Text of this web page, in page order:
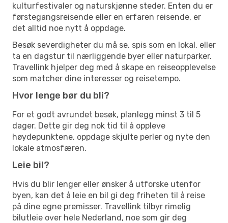
kulturfestivaler og naturskjønne steder. Enten du er
førstegangsreisende eller en erfaren reisende, er
det alltid noe nytt å oppdage.
Besøk severdigheter du må se, spis som en lokal, eller
ta en dagstur til nærliggende byer eller naturparker.
Travellink hjelper deg med å skape en reiseopplevelse
som matcher dine interesser og reisetempo.
Hvor lenge bør du bli?
For et godt avrundet besøk, planlegg minst 3 til 5
dager. Dette gir deg nok tid til å oppleve
høydepunktene, oppdage skjulte perler og nyte den
lokale atmosfæren.
Leie bil?
Hvis du blir lenger eller ønsker å utforske utenfor
byen, kan det å leie en bil gi deg friheten til å reise
på dine egne premisser. Travellink tilbyr rimelig
bilutleie over hele Nederland, noe som gir deg